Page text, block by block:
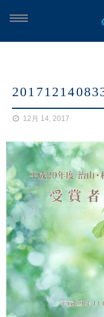
内
木工事
上工事
築工事
内
報
12月 14, 2017